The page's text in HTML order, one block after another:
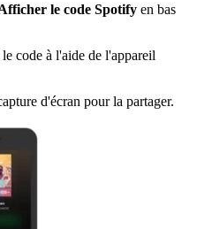
le code Spotify en bas
code à l'aide de l'appareil
d'écran pour la partager.